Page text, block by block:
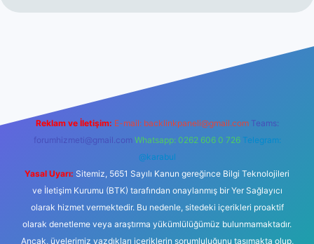
Reklam ve İletişim: E-mail: backlinkpaneli@gmail.com Teams:
forumhizmeti@gmail.com Whatsapp: 0262 606 0 726 Telegram:
@karabul
Yasal Uyarı: Sitemiz, 5651 Sayılı Kanun gereğince Bilgi Teknolojileri
ve İletişim Kurumu (BTK) tarafından onaylanmış bir Yer Sağlayıcı
olarak hizmet vermektedir. Bu nedenle, sitedeki içerikleri proaktif
olarak denetleme veya araştırma yükümlülüğümüz bulunmamaktadır.
Ancak, üyelerimiz yazdıkları içeriklerin sorumluluğunu taşımakta olup,